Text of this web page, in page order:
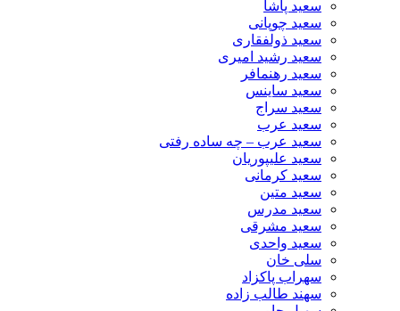
سعید پاشا
سعید چوپانی
سعید ذولفقاری
سعید رشید امیری
سعید رهنمافر
سعید ساینس
سعید سراج
سعید عرب
سعید عرب – چه ساده رفتی
سعید علیپوریان
سعید کرمانی
سعید متین
سعید مدرس
سعید مشرقی
سعید واحدی
سلی خان
سهراب پاکزاد
سهند طالب زاده